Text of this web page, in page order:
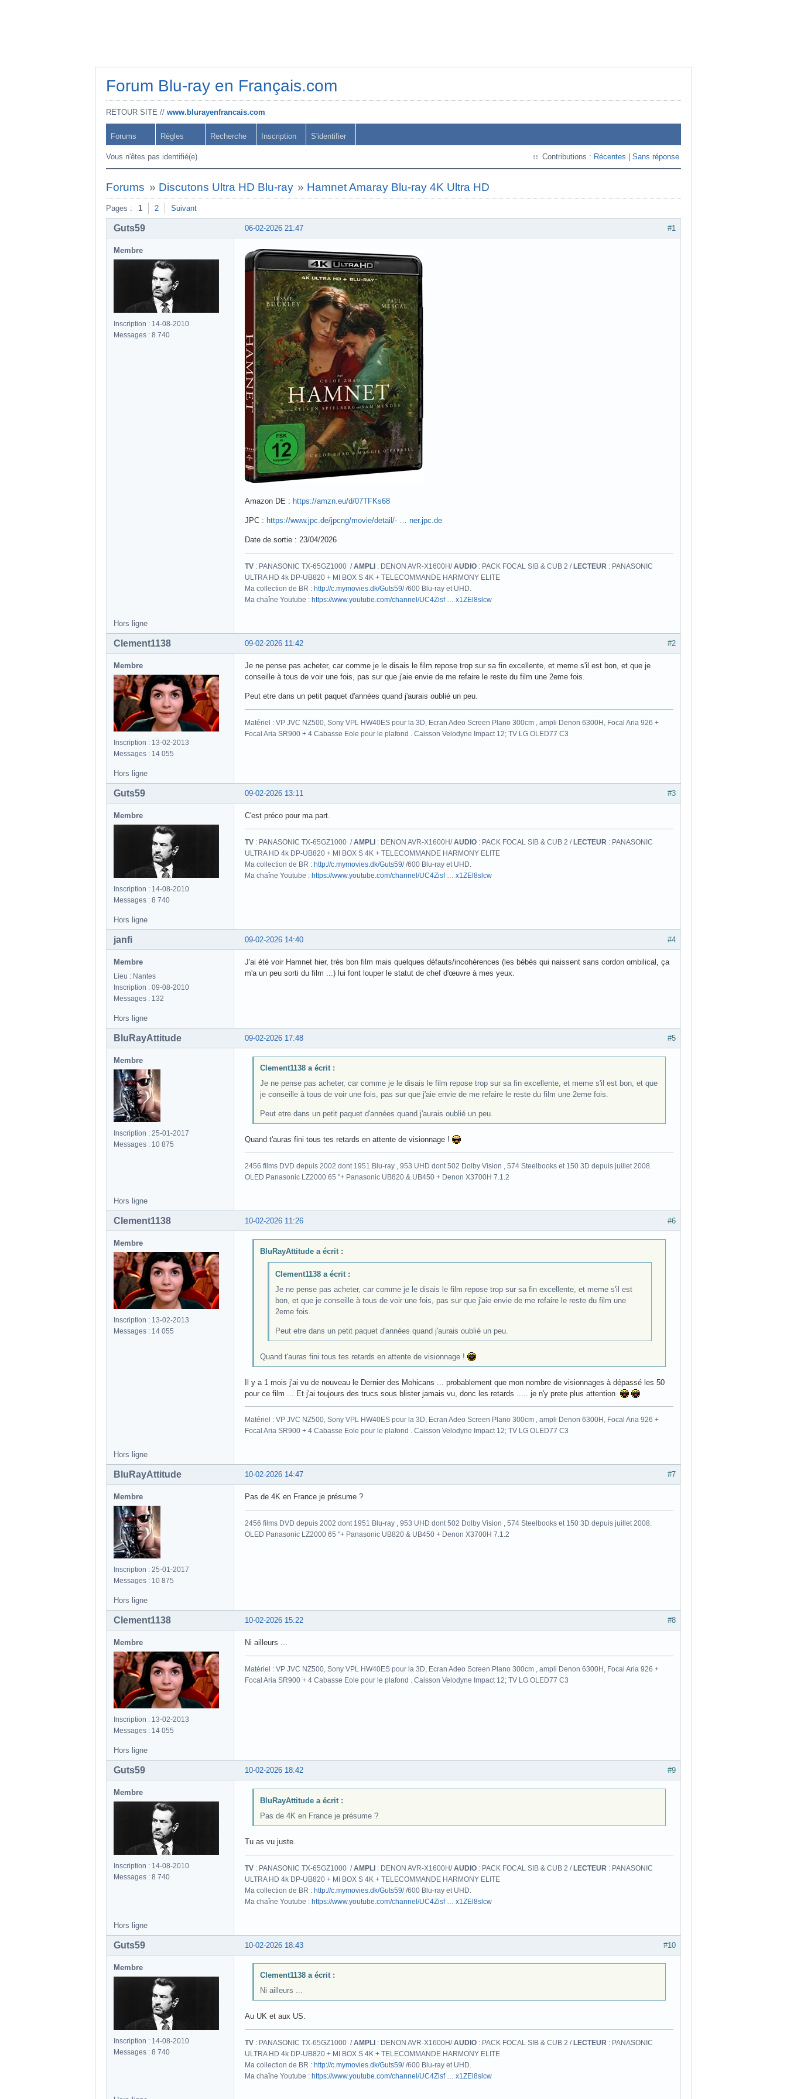
Forum Blu-ray en Français.com
RETOUR SITE // www.blurayenfrancais.com
Forums Règles Recherche Inscription S'identifier
Vous n'êtes pas identifié(e). Contributions : Récentes Sans réponse
Forums » Discutons Ultra HD Blu-ray » Hamnet Amaray Blu-ray 4K Ultra HD
Pages : 1 2 Suivant
#1
06-02-2026 21:47
Guts59
Membre
Inscription : 14-08-2010
Messages : 8 740
Amazon DE : https://amzn.eu/d/07TFKs68
JPC : https://www.jpc.de/jpcng/movie/detail/- … ner.jpc.de
Date de sortie : 23/04/2026
TV : PANASONIC TX-65GZ1000 /AMPLI : DENON AVR-X1600H/AUDIO : PACK FOCAL SIB & CUB 2 / LECTEUR : PANASONIC
ULTRA HD 4k DP-UB820 + MI BOX S 4K + TELECOMMANDE HARMONY ELITE
Ma collection de BR : http://c.mymovies.dk/Guts59//600 Blu-ray et UHD.
Ma chaîne Youtube : https://www.youtube.com/channel/UC4Zisf … x1ZEl8slcw
Hors ligne
#2
09-02-2026 11:42
Clement1138
Membre
Inscription : 13-02-2013
Messages : 14 055
Je ne pense pas acheter, car comme je le disais le film repose trop sur sa fin excellente, et meme s'il est bon, et que je
conseille à tous de voir une fois, pas sur que j'aie envie de me refaire le reste du film une 2eme fois.
Peut etre dans un petit paquet d'années quand j'aurais oublié un peu.
Matériel : VP JVC NZ500, Sony VPL HW40ES pour la 3D, Ecran Adeo Screen Plano 300cm , ampli Denon 6300H, Focal Aria 926 +
Focal Aria SR900 + 4 Cabasse Eole pour le plafond . Caisson Velodyne Impact 12; TV LG OLED77 C3
Hors ligne
#3
09-02-2026 13:11
Guts59
Membre
Inscription : 14-08-2010
Messages : 8 740
C'est préco pour ma part.
TV : PANASONIC TX-65GZ1000 /AMPLI : DENON AVR-X1600H/AUDIO : PACK FOCAL SIB & CUB 2 /LECTEUR : PANASONIC
ULTRA HD 4k DP-UB820 + MI BOX S 4K + TELECOMMANDE HARMONY ELITE
Ma collection de BR : http://c.mymovies.dk/Guts59//600 Blu-ray et UHD.
Ma chaîne Youtube : https://www.youtube.com/channel/UC4Zisf … x1ZEl8slcw
Hors ligne
#4
09-02-2026 14:40
janfi
Membre
Lieu : Nantes
Inscription : 09-08-2010
Messages : 132
J'ai été voir Hamnet hier, très bon film mais quelques défauts/incohérences (les bébés qui naissent sans cordon ombilical, ça
m'a un peu sorti du film ...) lui font louper le statut de chef d'œuvre à mes yeux.
Hors ligne
#5
09-02-2026 17:48
BluRayAttitude
Membre
Inscription : 25-01-2017
Messages : 10 875
Clement1138 a écrit :
Je ne pense pas acheter, car comme je le disais le film repose trop sur sa fin excellente, et meme s'il est bon, et que
je conseille à tous de voir une fois, pas sur que j'aie envie de me refaire le reste du film une 2eme fois.
Peut etre dans un petit paquet d'années quand j'aurais oublié un peu.
Quand t'auras fini tous tes retards en attente de visionnage !
2456 films DVD depuis 2002 dont 1951 Blu-ray , 953 UHD dont 502 Dolby Vision , 574 Steelbooks et 150 3D depuis juillet 2008.
OLED Panasonic LZ2000 65 "+ Panasonic UB820 & UB450 + Denon X3700H 7.1.2
Hors ligne
#6
10-02-2026 11:26
Clement1138
Membre
Inscription : 13-02-2013
Messages : 14 055
BluRayAttitude a écrit :
Clement1138 a écrit :
Je ne pense pas acheter, car comme je le disais le film repose trop sur sa fin excellente, et meme s'il est
bon, et que je conseille à tous de voir une fois, pas sur que j'aie envie de me refaire le reste du film une
2eme fois.
Peut etre dans un petit paquet d'années quand j'aurais oublié un peu.
Quand t'auras fini tous tes retards en attente de visionnage !
Il y a 1 mois j'ai vu de nouveau le Dernier des Mohicans ... probablement que mon nombre de visionnages à dépassé les 50
pour ce film ... Et j'ai toujours des trucs sous blister jamais vu, donc les retards ..... je n'y prete plus attention
Matériel : VP JVC NZ500, Sony VPL HW40ES pour la 3D, Ecran Adeo Screen Plano 300cm , ampli Denon 6300H, Focal Aria 926 +
Focal Aria SR900 + 4 Cabasse Eole pour le plafond . Caisson Velodyne Impact 12; TV LG OLED77 C3
Hors ligne
#7
10-02-2026 14:47
BluRayAttitude
Membre
Inscription : 25-01-2017
Messages : 10 875
Pas de 4K en France je présume ?
2456 films DVD depuis 2002 dont 1951 Blu-ray , 953 UHD dont 502 Dolby Vision , 574 Steelbooks et 150 3D depuis juillet 2008.
OLED Panasonic LZ2000 65 "+ Panasonic UB820 & UB450 + Denon X3700H 7.1.2
Hors ligne
#8
10-02-2026 15:22
Clement1138
Membre
Inscription : 13-02-2013
Messages : 14 055
Ni ailleurs ...
Matériel : VP JVC NZ500, Sony VPL HW40ES pour la 3D, Ecran Adeo Screen Plano 300cm , ampli Denon 6300H, Focal Aria 926 +
Focal Aria SR900 + 4 Cabasse Eole pour le plafond . Caisson Velodyne Impact 12; TV LG OLED77 C3
Hors ligne
#9
10-02-2026 18:42
Guts59
Membre
Inscription : 14-08-2010
Messages : 8 740
BluRayAttitude a écrit :
Pas de 4K en France je présume ?
Tu as vu juste.
TV : PANASONIC TX-65GZ1000 /AMPLI : DENON AVR-X1600H/AUDIO : PACK FOCAL SIB & CUB 2 /LECTEUR : PANASONIC
ULTRA HD 4k DP-UB820 + MI BOX S 4K + TELECOMMANDE HARMONY ELITE
Ma collection de BR : http://c.mymovies.dk/Guts59//600 Blu-ray et UHD.
Ma chaîne Youtube : https://www.youtube.com/channel/UC4Zisf … x1ZEl8slcw
Hors ligne
#10
10-02-2026 18:43
Guts59
Membre
Inscription : 14-08-2010
Messages : 8 740
Clement1138 a écrit :
Ni ailleurs ...
Au UK et aux US.
TV : PANASONIC TX-65GZ1000 /AMPLI : DENON AVR-X1600H/AUDIO : PACK FOCAL SIB & CUB 2 /LECTEUR : PANASONIC
ULTRA HD 4k DP-UB820 + MI BOX S 4K + TELECOMMANDE HARMONY ELITE
Ma collection de BR : http://c.mymovies.dk/Guts59//600 Blu-ray et UHD.
Ma chaîne Youtube : https://www.youtube.com/channel/UC4Zisf … x1ZEl8slcw